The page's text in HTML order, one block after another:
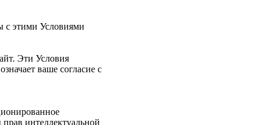
с этими Условиями
Эти Условия
ваше согласие с
интеллектуальной